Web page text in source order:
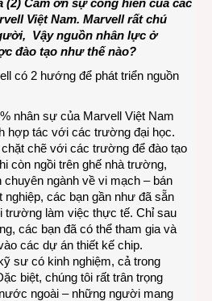
Việt Nam. Marvell rất chú
Vậy nguồn nhân lực ở
đào tạo như thế nào?
có 2 hướng để phát triển nguồn
nhân sự của Marvell Việt Nam
hợp tác với các trường đại học.
chẽ với các trường để đào tạo
còn ngồi trên ghế nhà trường,
chuyên ngành về vi mạch – bán
nghiệp, các bạn gần như đã sẵn
trường làm việc thực tế. Chỉ sau
các bạn đã có thể tham gia và
các dự án thiết kế chip.
sư có kinh nghiệm, cả trong
biệt, chúng tôi rất trân trọng
ngoài – những người mang